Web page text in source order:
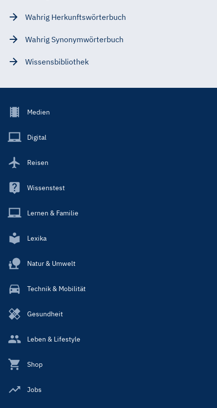
Wahrig Herkunftswörterbuch
Wahrig Synonymwörterbuch
Wissensbibliothek
Footer
Main
Medien
Digital
Reisen
Wissenstest
Lernen & Familie
Lexika
Natur & Umwelt
Technik & Mobilität
Gesundheit
Leben & Lifestyle
Shop
Jobs